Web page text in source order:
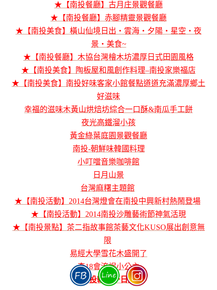
★【南投餐廳】古月庄景觀餐廳
★【南投餐廳】赤腳精靈景觀餐廳
★【南投美食】橫山仙境日出‧雲海‧夕陽‧星空‧夜
景‧美食~
★【南投餐廳】木協台灣檜木坊濃厚日式田園風格
★【南投美食】陶板屋和風創作料理–南投家樂福店
★【南投美食】南投好味客家小館餐點道道充滿濃厚鄉土
好滋味
幸福的滋味木黃山烘焙坊綜合一口酥&南瓜手工餅
夜光高鐵溜小孩
黃金綠葉庭園景觀餐廳
南投-朝鮮味韓國料理
小叮噹音樂咖啡館
日月山景
台灣麻糬主題館
★【南投活動】2014台灣燈會在南投中興新村熱鬧登場
★【南投活動】2014南投沙雕藝術節神氣活現
★【南投景點】茶二指故事館茶藝文化KUSO展出創意無
限
易經大學雪花木盛開了
森18會流氓小公主
南投輕鬆一日遊